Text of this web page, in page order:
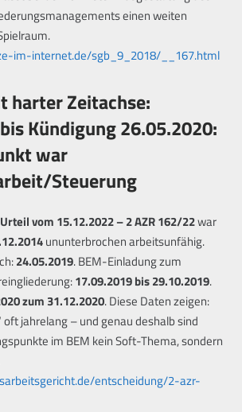
einen weiten
im-internet.de/sgb_9_2018/__167.html
harter Zeitachse:
Kündigung 26.05.2020:
war
Steuerung
vom 15.12.2022 – 2 AZR 162/22war
ununterbrochen arbeitsunfähig.
24.05.2019. BEM-Einladung zum
17.09.2019 bis 29.10.2019.
zum 31.12.2020. Diese Daten zeigen:
oft jahrelang – und genau deshalb sind
im BEM kein Soft-Thema, sondern
entscheidung/2-azr-